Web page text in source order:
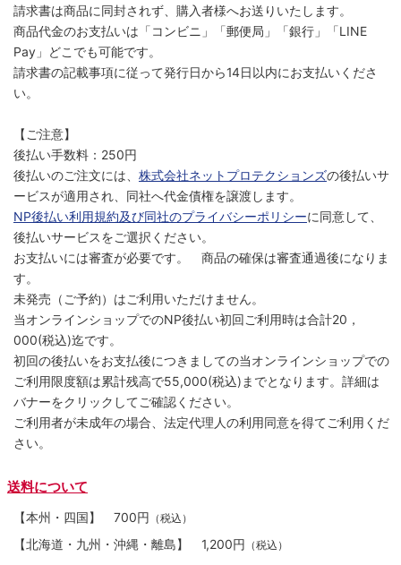
請求書は商品に同封されず、購入者様へお送りいたします。
商品代金のお支払いは「コンビニ」「郵便局」「銀行」「LINE
Pay」どこでも可能です。
請求書の記載事項に従って発行日から14日以内にお支払いくださ
い。
【ご注意】
後払い手数料：250円
後払いのご注文には、 株式会社ネットプロテクションズの後払いサ
ービスが適用され、同社へ代金債権を譲渡します。
NP後払い利用規約及び同社のプライバシーポリシーに同意して、
後払いサービスをご選択ください。
お支払いには審査が必要です。 商品の確保は審査通過後になりま
す。
未発売（ご予約）はご利用いただけません。
当オンラインショップでのNP後払い初回ご利用時は合計20，
000(税込)迄です。
初回の後払いをお支払後につきましての当オンラインショップでの
ご利用限度額は累計残高で55,000(税込)までとなります。詳細は
バナーをクリックしてご確認ください。
ご利用者が未成年の場合、法定代理人の利用同意を得てご利用くだ
さい。
送料について
【本州・四国】 700円 （税込）
【北海道・九州・沖縄・離島】 1,200円 （税込）